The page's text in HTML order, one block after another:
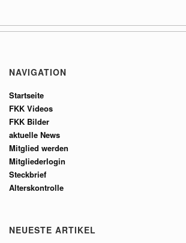
NAVIGATION
Startseite
FKK Videos
FKK Bilder
aktuelle News
Mitglied werden
Mitgliederlogin
Steckbrief
Alterskontrolle
NEUESTE ARTIKEL